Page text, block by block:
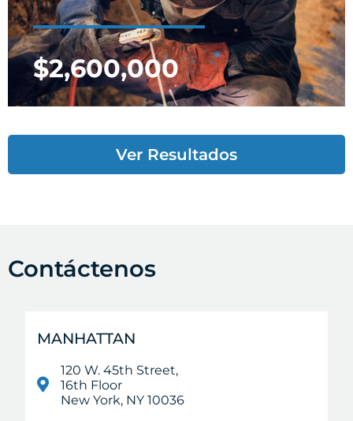
$2,600,000
Ver Resultados
Contáctenos
MANHATTAN
120 W. 45th Street,
16th Floor
New York, NY 10036